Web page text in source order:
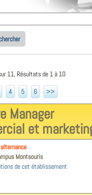
11, Résultats de 1 à 10
4 5 6 >>
Manager
et
Montsouris
de cet établissement